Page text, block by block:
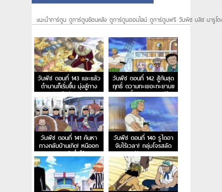
แนะนำการ์ตูน ดูการ์ตูนย้อนหลัง ดูการ์ตูนออนไลน์ ดูการ์ตูนฟรี วันพีซ บลีซ นารูโตะ
วันพีช ตอนที่ 143 และแล้ว
ตำนานก็เริ่มขึ้น มุ่งสู่ทาง
สายรุ้งกันเถอะ
วันพีช ตอนที่ 142 สู้กันสุด
ฤทธิ์ ตวามทะเยอะทะยานข
องเวดตั้นและหอคอยสีรุ้ง
วันพีช ตอนที่ 141 ค้นหา
ทางกลับบ้านเกิด! หนีออก
จากสุสานเรือซึ่งไร้กาล
เวลา!
วันพีช ตอนที่ 140 รูไดอา
จับไร้เวลา! กลุ่มโจรสลัด
ฟักทอง!